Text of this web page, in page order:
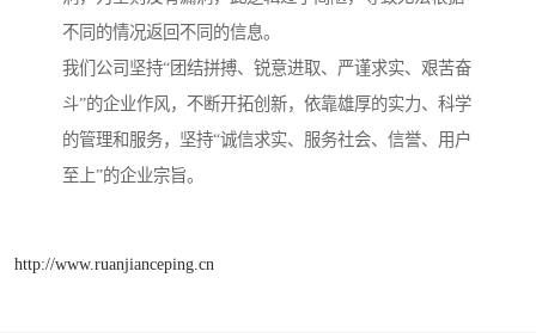
不同的情况返回不同的信息。
我们公司坚持“团结拼搏、锐意进取、严谨求实、艰苦奋
斗”的企业作风，不断开拓创新，依靠雄厚的实力、科学
的管理和服务，坚持“诚信求实、服务社会、信誉、用户
至上”的企业宗旨。
http://www.ruanjianceping.cn